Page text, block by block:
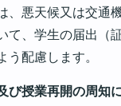
、悪天候又は交通
て、学生の届出（
う配慮します。
び授業再開の周知